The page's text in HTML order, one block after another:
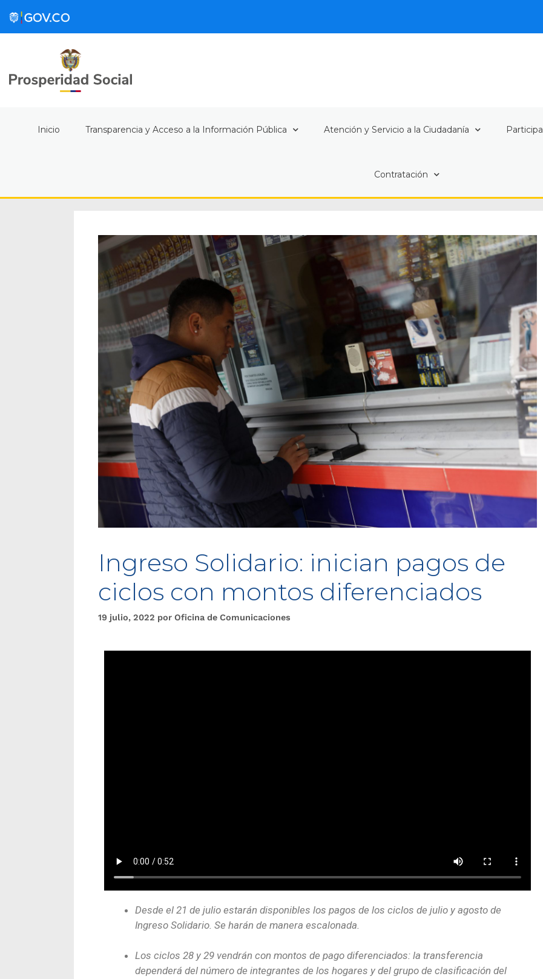
Inicio Transparencia y Acceso a la Información Pública Atención y Servicio a la Ciudadanía Participa
Contratación
Ingreso Solidario: inician pagos de
ciclos con montos diferenciados
19 julio, 2022 por Oficina de Comunicaciones
Desde el 21 de julio estarán disponibles los pagos de los ciclos de julio y agosto de
Ingreso Solidario. Se harán de manera escalonada.
Los ciclos 28 y 29 vendrán con montos de pago diferenciados: la transferencia
dependerá del número de integrantes de los hogares y del grupo de clasificación del